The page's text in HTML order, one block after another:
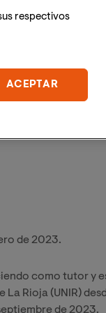
de 2023.
como tutor y
Rioja (UNIR)
de 2023.
respectivos
ACEPTAR